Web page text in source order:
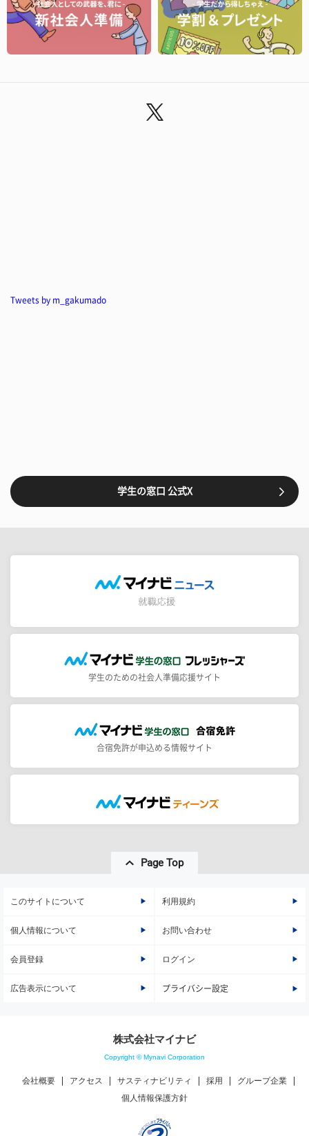
Tweets by m_gakumado
学生の窓口 公式X
学生のための社会人準備応援サイト
合宿免許が申込める情報サイト
Page Top
このサイトについて 利用規約
個人情報について お問い合わせ
会員登録 ログイン
広告表示について プライバシー設定
株式会社マイナビ
Copyright © Mynavi Corporation
会社概要 アクセス サスティナビリティ 採用
グループ企業
個人情報保護方針